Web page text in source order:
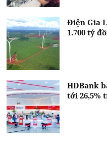
Điện Gia
1.700 tỷ
HDBank
tới 26,5%